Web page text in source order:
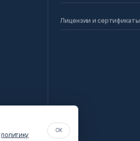
Лицензии и сертификаты
политику
OK